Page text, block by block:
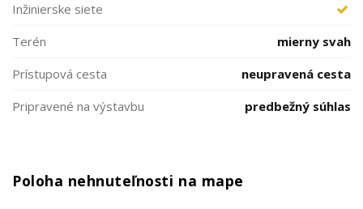
Inžinierske siete
Terén
mierny svah
Prístupová cesta
neupravená cesta
Pripravené na výstavbu
predbežný súhlas
Poloha nehnuteľnosti na mape